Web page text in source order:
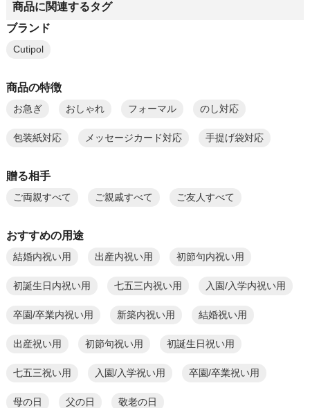
商品に関連するタグ
ブランド
Cutipol
商品の特徴
お急ぎ おしゃれ フォーマル のし対応
包装紙対応 メッセージカード対応 手提げ袋対応
贈る相手
ご両親すべて ご親戚すべて ご友人すべて
おすすめの用途
結婚内祝い用 出産内祝い用 初節句内祝い用
初誕生日内祝い用 七五三内祝い用 入園/入学内祝い用
卒園/卒業内祝い用 新築内祝い用 結婚祝い用
出産祝い用 初節句祝い用 初誕生日祝い用
七五三祝い用 入園/入学祝い用 卒園/卒業祝い用
母の日 父の日 敬老の日